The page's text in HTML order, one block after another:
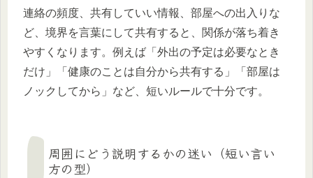
連絡の頻度、共有していい情報、部屋への出入りな
ど、境界を言葉にして共有すると、関係が落ち着き
やすくなります。例えば「外出の予定は必要なとき
だけ」「健康のことは自分から共有する」「部屋は
ノックしてから」など、短いルールで十分です。
周囲にどう説明するかの迷い（短い言い
方の型）